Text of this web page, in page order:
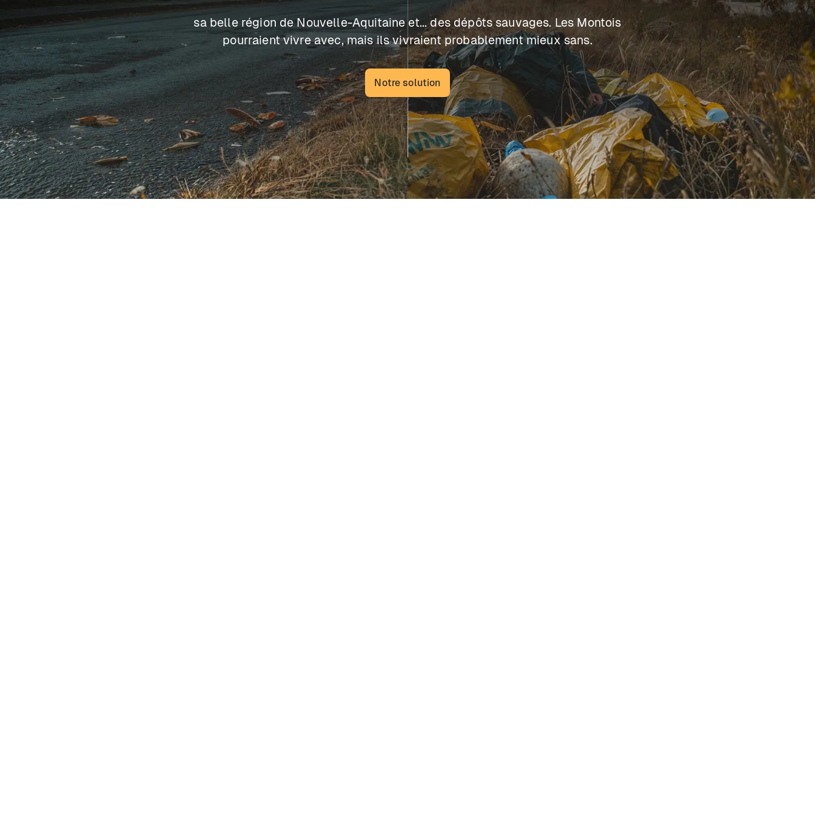
sa belle région de Nouvelle-Aquitaine et... des dépôts sauvages. Les Montois
pourraient vivre avec, mais ils vivraient probablement mieux sans.
Notre solution